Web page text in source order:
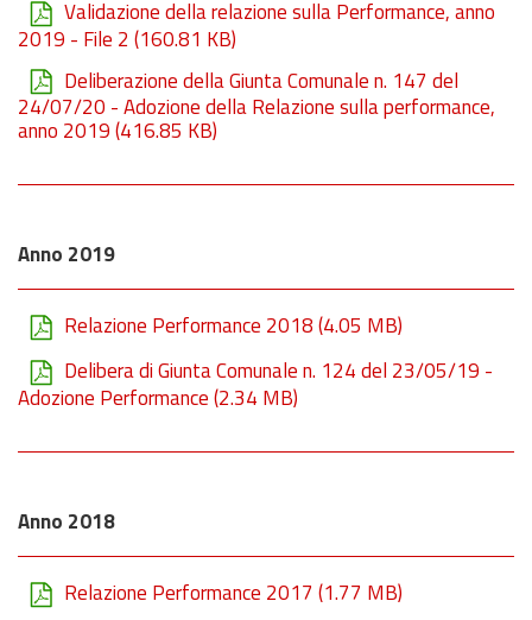
Validazione della relazione sulla Performance, anno
2019 - File 2 (160.81 KB)
Deliberazione della Giunta Comunale n. 147 del
24/07/20 - Adozione della Relazione sulla performance,
anno 2019(416.85 KB)
Anno 2019
Relazione Performance 2018(4.05 MB)
Delibera di Giunta Comunale n. 124 del 23/05/19 -
Adozione Performance(2.34 MB)
Anno 2018
Relazione Performance 2017 (1.77 MB)